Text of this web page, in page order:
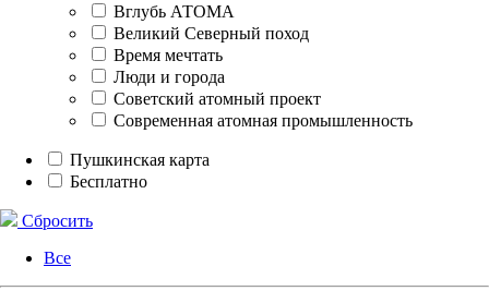
Вглубь АТОМА
Великий Северный поход
Время мечтать
Люди и города
Советский атомный проект
Современная атомная промышленность
Пушкинская карта
Бесплатно
Сбросить
Все